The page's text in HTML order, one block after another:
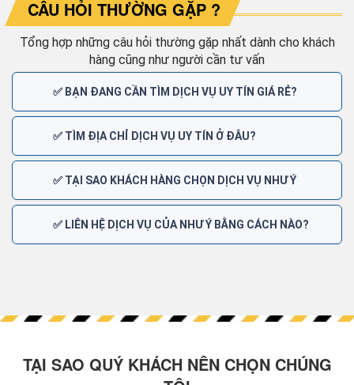
CÂU HỎI THƯỜNG GẶP ?
Tổng hợp những câu hỏi thường gặp nhất dành cho khách
hàng cũng như người cần tư vấn
✅ BẠN ĐANG CẦN TÌM DỊCH VỤ UY TÍN GIÁ RẺ?
✅ TÌM ĐỊA CHỈ DỊCH VỤ UY TÍN Ở ĐÂU?
✅ TẠI SAO KHÁCH HÀNG CHỌN DỊCH VỤ NHƯ Ý
✅ LIÊN HỆ DỊCH VỤ CỦA NHƯ Ý BẰNG CÁCH NÀO?
TẠI SAO QUÝ KHÁCH NÊN CHỌN CHÚNG